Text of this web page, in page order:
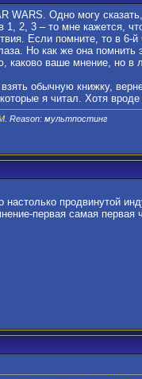
WARS. Одно могу
1, 2, 3 – то мне кажется,
Если помните, то в
Но как же она
каково ваше мнение, но
обычную книжку,
я читал. Хотя
. Reason: мультпостинг
продвинутой
первая самая